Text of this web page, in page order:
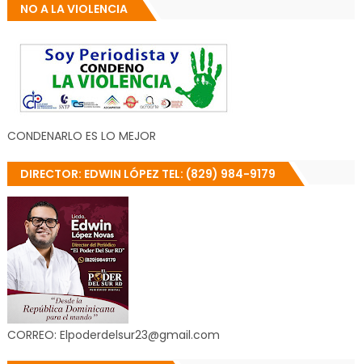
NO A LA VIOLENCIA
CONDENARLO ES LO MEJOR
DIRECTOR: EDWIN LÓPEZ TEL: (829) 984-9179
CORREO: Elpoderdelsur23@gmail.com